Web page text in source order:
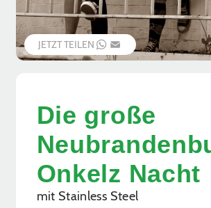
© Veranstalter
JETZT TEILEN WHATSAPP
EMAIL
Die große
Onkelz Nacht
mit Stainless Steel